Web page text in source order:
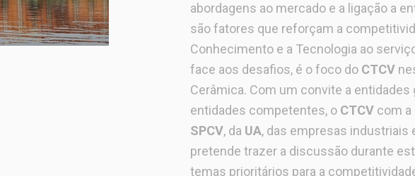
abordagens ao mercado e a ligação a
são fatores que reforçam a
Conhecimento e a Tecnologia ao
face aos desafios, é o foco do CTCV
Cerâmica. Com um convite a
entidades competentes, o CTCV com a
SPCV, da UA, das empresas industriais
pretende trazer a discussão durante
temas prioritários para a